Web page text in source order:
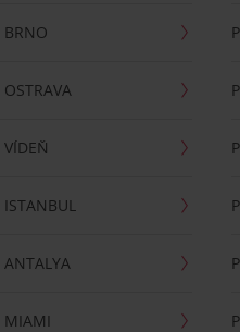
BRNO
ISTANBUL
ANTALYA
MIAMI